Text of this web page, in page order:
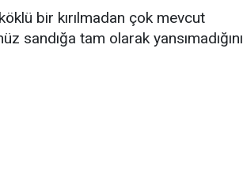
bir kırılmadan çok mevcut
sandığa tam olarak yansımadığını